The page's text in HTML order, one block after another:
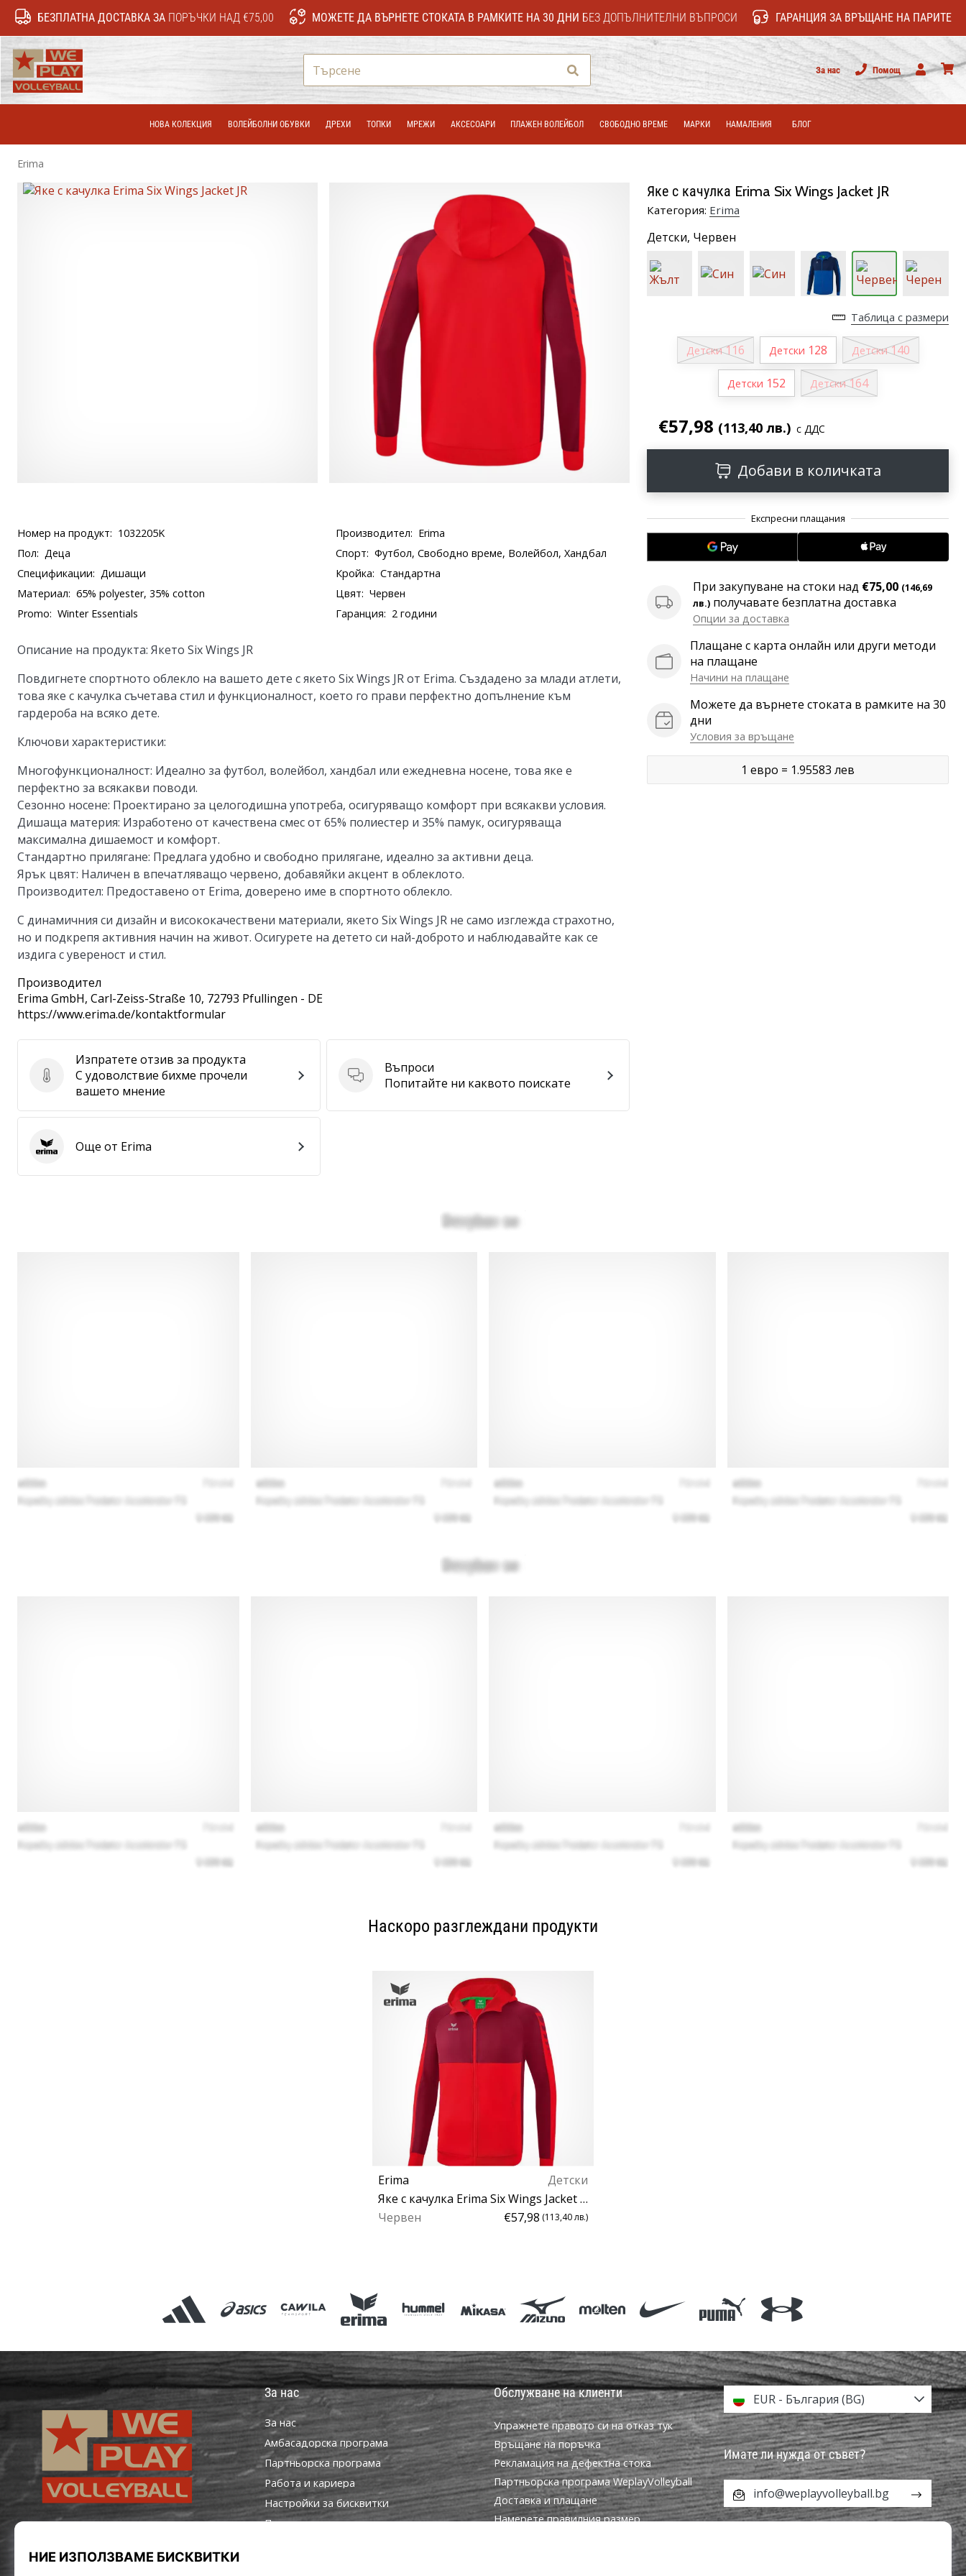
БЕЗПЛАТНА ДОСТАВКА ЗА ПОРЪЧКИ НАД €75,00 МОЖЕТЕ ДА ВЪРНЕТЕ СТОКАТА В РАМКИТЕ НА 30 ДНИ БЕЗ ДОПЪЛНИТЕЛНИ ВЪПРОСИ ГАРАНЦИЯ ЗА ВРЪЩАНЕ НА ПАРИТЕ
Търсене За нас
Помощ
Потребител
НОВА КОЛЕКЦИЯ ВОЛЕЙБОЛНИ ОБУВКИ ДРЕХИ ТОПКИ МРЕЖИ АКСЕСОАРИ ПЛАЖЕН ВОЛЕЙБОЛ СВОБОДНО ВРЕМЕ МАРКИ НАМАЛЕНИЯ БЛОГ
Erima
Яке с качулка Erima Six Wings Jacket JR
Категория: Erima
Детски, Червен
Таблица с размери
Детски 116 Детски 128 Детски 140
Детски 152 Детски 164
€57,98 (113,40 лв.) с ДДС
Добави в количката
При закупуване на стоки над €75,00 (146,69
лв.) получавате безплатна доставка
Опции за доставка
Плащане с карта онлайн или други методи
на плащане
Начини на плащане
Можете да върнете стоката в рамките на 30
дни
Условия за връщане
1 евро = 1.95583 лев
Номер на продукт: 1032205K Производител: Erima
Пол: Деца Спорт: Футбол, Свободно време, Волейбол, Хандбал
Спецификации: Дишащи Кройка: Стандартна
Материал: 65% polyester, 35% cotton Цвят: Червен
Promo: Winter Essentials Гаранция: 2 години
Описание на продукта: Якето Six Wings JR
Повдигнете спортното облекло на вашето дете с якето Six Wings JR от Erima. Създадено за млади атлети,
това яке с качулка съчетава стил и функционалност, което го прави перфектно допълнение към
гардероба на всяко дете.
Ключови характеристики:
Многофункционалност: Идеално за футбол, волейбол, хандбал или ежедневна носене, това яке е
перфектно за всякакви поводи.
Сезонно носене: Проектирано за целогодишна употреба, осигуряващо комфорт при всякакви условия.
Дишаща материя: Изработено от качествена смес от 65% полиестер и 35% памук, осигуряваща
максимална дишаемост и комфорт.
Стандартно прилягане: Предлага удобно и свободно прилягане, идеално за активни деца.
Ярък цвят: Наличен в впечатляващо червено, добавяйки акцент в облеклото.
Производител: Предоставено от Erima, доверено име в спортното облекло.
С динамичния си дизайн и висококачествени материали, якето Six Wings JR не само изглежда страхотно,
но и подкрепя активния начин на живот. Осигурете на детето си най-доброто и наблюдавайте как се
издига с увереност и стил.
Производител
Erima GmbH, Carl-Zeiss-Straße 10, 72793 Pfullingen - DE
https://www.erima.de/kontaktformular
Изпратете отзив за продукта
Изпратете отзив за продукта
С удоволствие бихме прочели
вашето мнение
Въпроси
Въпроси
Попитайте ни каквото поискате
ErimaОще от Erima
Наскоро разглеждани продукти
Erima
Детски
Яке с качулка Erima Six Wings Jacket JR
Червен
€57,98 (113,40 лв.)
За нас
За нас
Aмбасадорска програма
Партньорска програма
Работа и кариера
Настройки за бисквитки
Правила и условия
Обслужване на клиенти
Упражнете правото си на отказ тук
Връщане на поръчка
Рекламация на дефектна стока
Партньорска програма WeplayVolleyball
Доставка и плащане
Намерете правилния размер
EUR - България (BG)
Имате ли нужда от съвет?
info@weplayvolleyball.bg